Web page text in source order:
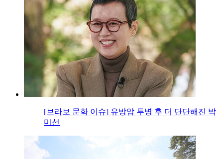
[브라보 문화 이슈] 유방암 투병 후 더 단단해진 박
미선